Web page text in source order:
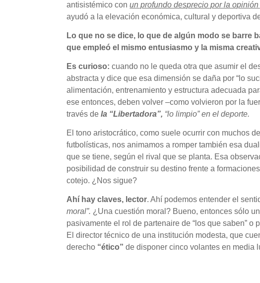
antisistémico conun profundo desprecio por la
ayudó a la elevación económica, cultural y deportiva
Lo que no se dice, lo que de algún modo se barre
que empleó el mismo entusiasmo y la misma
Es curioso: cuando no le queda otra que asumir el
abstracta y dice que esa dimensión se daña por “lo
alimentación, entrenamiento y estructura adecuada
ese entonces, deben volver –como volvieron por la
través dela “Libertadora”, “lo limpio” en el deporte.
El tono aristocrático, como suele ocurrir con muchos
futbolísticas, nos animamos a romper también esa
que se tiene, según el rival que se planta. Esa
posibilidad de construir su destino frente a
cotejo. ¿Nos sigue?
Ahí hay claves, lector. Ahí podemos entender el
moral”. ¿Una cuestión moral? Bueno, entonces sólo
pasivamente el rol de partenaire de “los que saben” o
El director técnico de una institución modesta, que
derecho “ético” de disponer cinco volantes en media